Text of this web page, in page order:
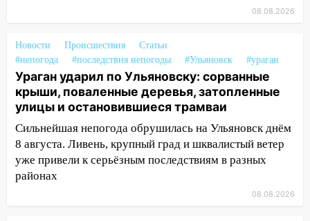
Студента из Ульяновска обманули
14:12
Куда жаловаться ульяновцам на
упавшее дерево или затопленную улицу
после непогоды
13:59 В Новом городе ураганным
ветром сорвало опалубку со
строящегося дома
13:54 В мэрии Ульяновска рассказали,
как устраняют последствия мощного
08.08.2026
Новости Происшествия
Статьи
#непогода
#последствия непогоды #Ульяновск #ураган
Ураган ударил по Ульяновску: сорванные
крыши, поваленные деревья, затопленные
улицы и остановившиеся трамваи
Сильнейшая непогода обрушилась на Ульяновск днём
8 августа. Ливень, крупный град и шквалистый ветер
уже привели к серьёзным последствиям в разных
районах
08.08.2026